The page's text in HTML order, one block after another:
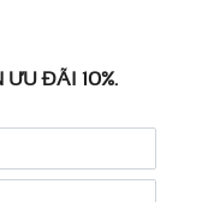
ĐÃI 10%.